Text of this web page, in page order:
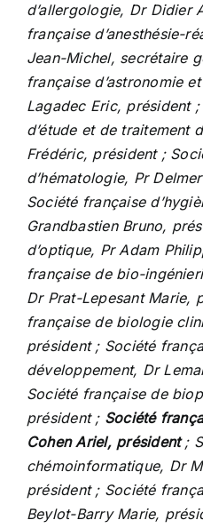
d’allergologie, Dr Didier
française d’anesthésie-
Jean-Michel, secrétaire
française d’astronomie
Lagadec Eric, président
d’étude et de traitement
Frédéric, président ;
d’hématologie, Pr
Société française
Grandbastien Bruno,
d’optique, Pr Adam
française de bio-
Dr Prat-Lepesant Marie,
française de biologie
président ; Société
développement, Dr
Société française de
président ; Société
Cohen Ariel, président;
chémoinformatique, Dr
président ; Société
Beylot-Barry Marie,